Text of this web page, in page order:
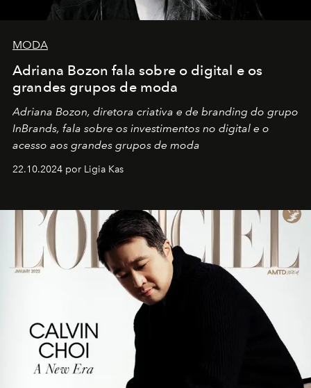
MODA
Adriana Bozon fala sobre o digital e os
grandes grupos de moda
Adriana Bozon, diretora criativa e de branding do grupo
InBrands, fala sobre os investimentos no digital e o
acesso aos grandes grupos de moda
22.10.2024 por Ligia Kas